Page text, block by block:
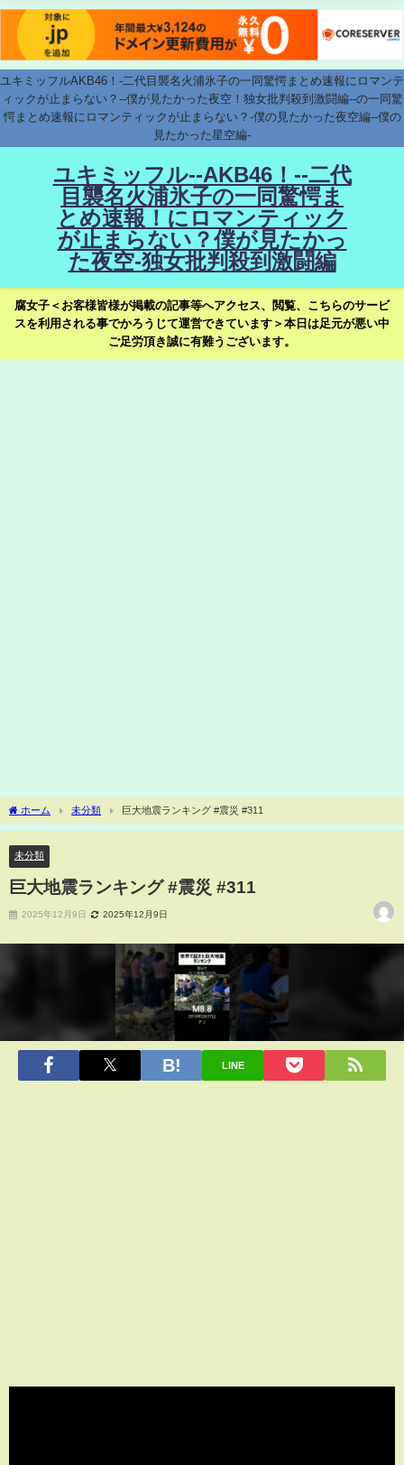
ユキミッフルAKB46！-二代目襲名火浦氷子の一同驚愕まとめ速報にロマンテ
ィックが止まらない？--僕が見たかった夜空！独女批判殺到激闘編--の一同驚
愕まとめ速報にロマンティックが止まらない？-僕の見たかった夜空編--僕の
見たかった星空編-
ユキミッフル--AKB46！--二代
目襲名火浦氷子の一同驚愕ま
とめ速報！にロマンティック
が止まらない？僕が見たかっ
た夜空-独女批判殺到激闘編
腐女子＜お客様皆様が掲載の記事等へアクセス、閲覧、こちらのサービ
スを利用される事でかろうじて運営できています＞本日は足元が悪い中
ご足労頂き誠に有難うございます。
ホーム 未分類 巨大地震ランキング #震災 #311
未分類
巨大地震ランキング #震災 #311
2025年12月9日 2025年12月9日
LINE